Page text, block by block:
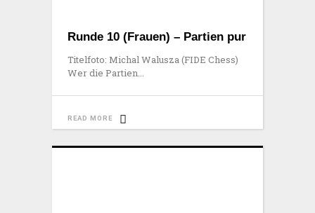
Runde 10 (Frauen) – Partien pur
Titelfoto: Michal Walusza (FIDE Chess)
Wer die Partien
READ MORE